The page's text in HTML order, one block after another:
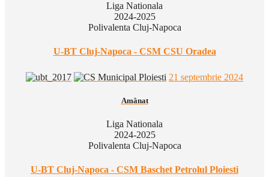
Liga Nationala
2024-2025
Polivalenta Cluj-Napoca
U-BT Cluj-Napoca - CSM CSU Oradea
21 septembrie 2024
Amânat
Liga Nationala
2024-2025
Polivalenta Cluj-Napoca
U-BT Cluj-Napoca - CSM Baschet Petrolul Ploiesti